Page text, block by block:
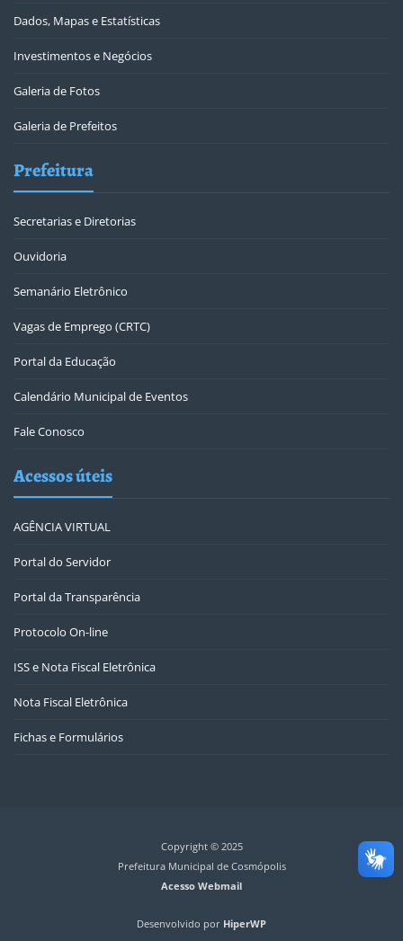
Dados, Mapas e Estatísticas
Investimentos e Negócios
Galeria de Fotos
Galeria de Prefeitos
Prefeitura
Secretarias e Diretorias
Ouvidoria
Semanário Eletrônico
Vagas de Emprego (CRTC)
Portal da Educação
Calendário Municipal de Eventos
Fale Conosco
Acessos úteis
AGÊNCIA VIRTUAL
Portal do Servidor
Portal da Transparência
Protocolo On-line
ISS e Nota Fiscal Eletrônica
Nota Fiscal Eletrônica
Fichas e Formulários
Copyright © 2025
Prefeitura Municipal de Cosmópolis
Acesso Webmail
Desenvolvido por HiperWP